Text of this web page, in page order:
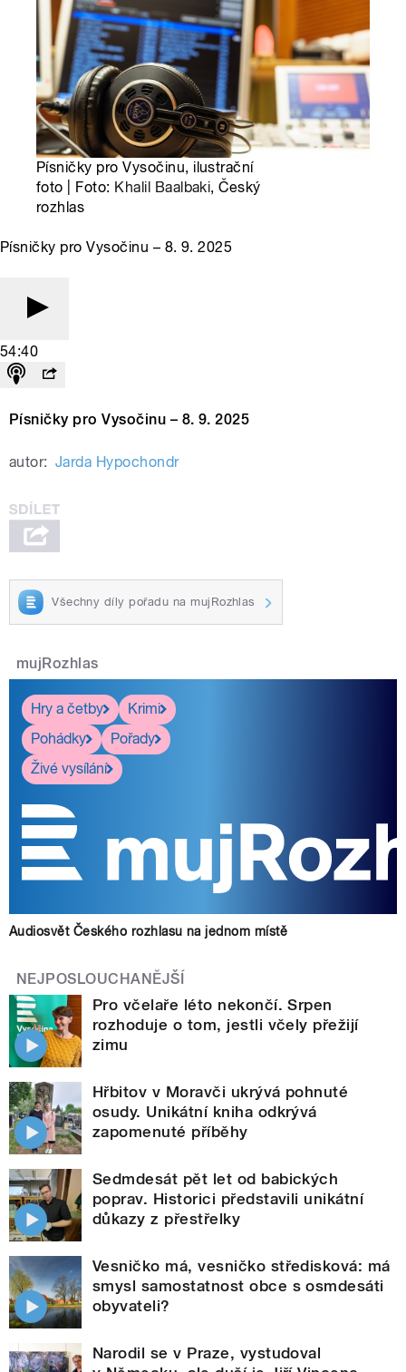
Písničky pro Vysočinu, ilustrační
foto | Foto: Khalil Baalbaki, Český
rozhlas
Písničky pro Vysočinu – 8. 9. 2025
54:40
Písničky pro Vysočinu – 8. 9. 2025
autor: Jarda Hypochondr
Všechny díly pořadu na mujRozhlas
mujRozhlas
Hry a četby
Krimi
Pohádky
Pořady
Živé vysílání
Audiosvět Českého rozhlasu na jednom místě
NEJPOSLOUCHANĚJŠÍ
Pro včelaře léto nekončí. Srpen
rozhoduje o tom, jestli včely přežijí
zimu
Hřbitov v Moravči ukrývá pohnuté
osudy. Unikátní kniha odkrývá
zapomenuté příběhy
Sedmdesát pět let od babických
poprav. Historici představili unikátní
důkazy z přestřelky
Vesničko má, vesničko středisková: má
smysl samostatnost obce s osmdesáti
obyvateli?
Narodil se v Praze, vystudoval